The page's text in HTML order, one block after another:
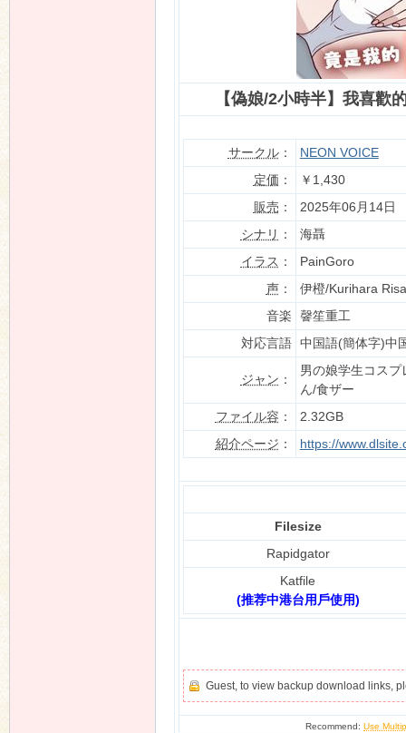
【偽娘/2小時半】我喜
サークル：
NEON VOICE
定価 ：
￥1,430
販売 ：
2025年06月14日
シナリ ：
海聶
イラス ：
PainGoro
声：
伊橙/Kurihara
音楽
韾笙重工
対応言語 中国語(簡体字)中
ジャン ：
男の娘学生コス
ん/食ザー
ファイル容 ：
2.32GB
紹介ページ ： https://
Filesize
Rapidgator
Katfile
(推荐中港台用戶使用)
Guest, to view backup download links,
Recommend:Use